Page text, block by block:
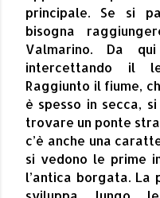
principale. Se si
bisogna
Valmarino. Da
intercettando il
Raggiunto il fiume,
è spesso in secca,
trovare un ponte
c’è anche una
si vedono le prime
l’antica borgata. La